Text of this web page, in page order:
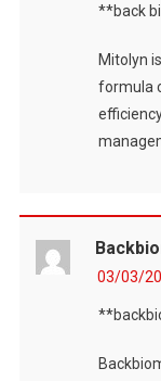
**back
Mitolyn
formula
03/03/